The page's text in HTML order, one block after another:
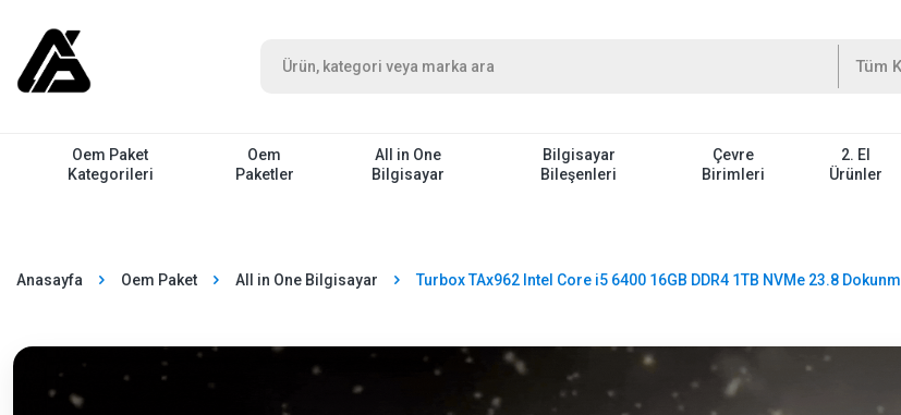
Oem Paket
Kategorileri
Oem
Paketler
All in One
Bilgisayar
Bilgisayar
Bileşenleri
Çevre
Birimleri
2. El
Ürünler
Anasayfa Oem Paket All in One Bilgisayar Turbox TAx962 Intel Core i5 6400 16GB DDR4 1TB NVMe 23.8